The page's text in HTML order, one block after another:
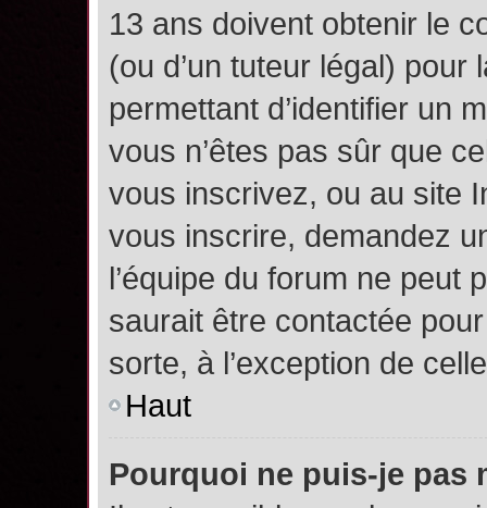
13 ans doivent obtenir le
(ou d’un tuteur légal)
permettant d’identifier un
vous n’êtes pas sûr que
vous inscrivez, ou au site
vous inscrire, demandez
l’équipe du forum ne peut
saurait être contactée
sorte, à l’exception de
Haut
Pourquoi ne puis-je pas